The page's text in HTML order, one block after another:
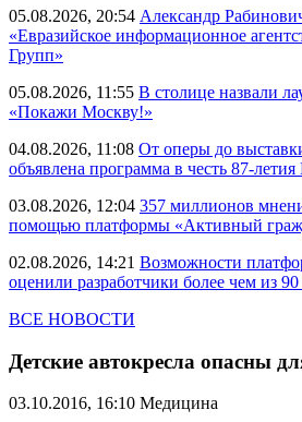
05.08.2026, 20:54 Александр
«Евразийское информационное
Групп»
05.08.2026, 11:55 В столице назвали
«Покажи Москву!»
04.08.2026, 11:08 От оперы до
объявлена программа в честь 87-
03.08.2026, 12:04 357 миллионов
помощью платформы «Активный
02.08.2026, 14:21 Возможности
оценили разработчики более чем из 90
ВСЕ НОВОСТИ
Детские автокресла опасны
03.10.2016, 16:10 Медицина